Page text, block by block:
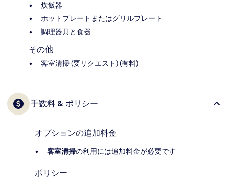
炊飯器
ホットプレートまたはグリルプレート
調理器具と食器
その他
客室清掃 (要リクエスト) (有料)
手数料 & ポリシー
オプションの追加料金
客室清掃の利用には追加料金が必要です
ポリシー